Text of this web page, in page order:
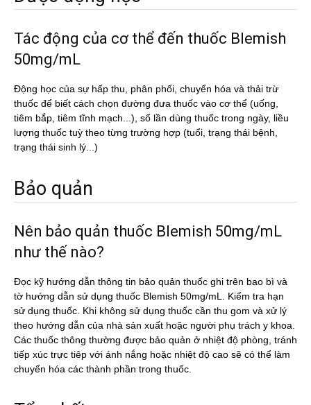
Tác động của cơ thể đến thuốc Blemish
50mg/mL
Động học của sự hấp thu, phân phối, chuyển hóa và thải trừ
thuốc để biết cách chọn đường đưa thuốc vào cơ thể (uống,
tiêm bắp, tiêm tĩnh mạch...), số lần dùng thuốc trong ngày, liều
lượng thuốc tuỳ theo từng trường hợp (tuổi, trạng thái bệnh,
trạng thái sinh lý...)
Bảo quản
Nên bảo quản thuốc Blemish 50mg/mL
như thế nào?
Đọc kỹ hướng dẫn thông tin bảo quản thuốc ghi trên bao bì và
tờ hướng dẫn sử dụng thuốc Blemish 50mg/mL. Kiểm tra hạn
sử dụng thuốc. Khi không sử dụng thuốc cần thu gom và xử lý
theo hướng dẫn của nhà sản xuất hoặc người phụ trách y khoa.
Các thuốc thông thường được bảo quản ở nhiệt độ phòng, tránh
tiếp xúc trực tiêp với ánh nắng hoặc nhiệt độ cao sẽ có thể làm
chuyển hóa các thành phần trong thuốc.